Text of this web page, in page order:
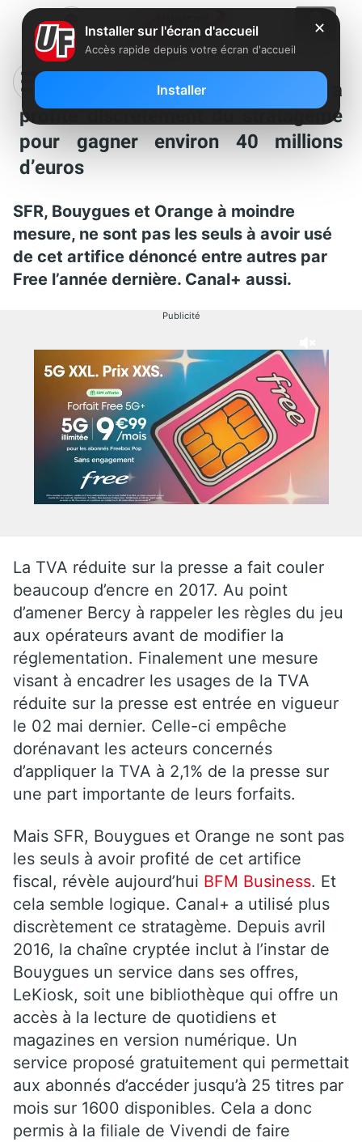
TVA réduite sur la presse : Canal+ a
profité discrètement du stratagème
pour gagner environ 40 millions
d’euros
SFR, Bouygues et Orange à moindre
mesure, ne sont pas les seuls à avoir usé
de cet artifice dénoncé entre autres par
Free l’année dernière. Canal+ aussi.
Publicité
La TVA réduite sur la presse a fait couler
beaucoup d’encre en 2017. Au point
d’amener Bercy à rappeler les règles du jeu
aux opérateurs avant de modifier la
réglementation. Finalement une mesure
visant à encadrer les usages de la TVA
réduite sur la presse est entrée en vigueur
le 02 mai dernier. Celle-ci empêche
dorénavant les acteurs concernés
d’appliquer la TVA à 2,1% de la presse sur
une part importante de leurs forfaits.
Mais SFR, Bouygues et Orange ne sont pas
les seuls à avoir profité de cet artifice
fiscal, révèle aujourd’hui BFM Business. Et
cela semble logique. Canal+ a utilisé plus
discrètement ce stratagème. Depuis avril
2016, la chaîne cryptée inclut à l’instar de
Bouygues un service dans ses offres,
LeKiosk, soit une bibliothèque qui offre un
accès à la lecture de quotidiens et
magazines en version numérique. Un
service proposé gratuitement qui permettait
aux abonnés d’accéder jusqu’à 25 titres par
mois sur 1600 disponibles. Cela a donc
permis à la filiale de Vivendi de faire
✕
Installer sur l'écran d'accueil
Accès rapide depuis votre écran d'accueil
Installer